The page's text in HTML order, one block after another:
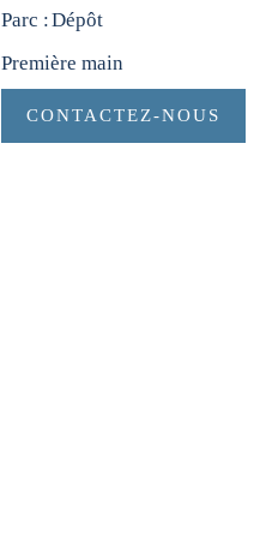
Parc :Dépôt
Première main
CONTACTEZ-NOUS